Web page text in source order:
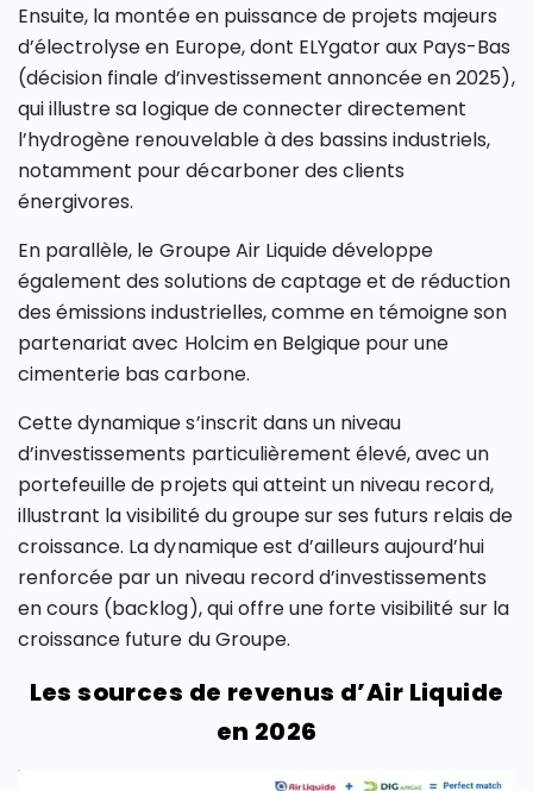
Ensuite, la montée en puissance de projets majeurs
d’électrolyse en Europe, dont ELYgator aux Pays-Bas
(décision finale d’investissement annoncée en 2025),
qui illustre sa logique de connecter directement
l’hydrogène renouvelable à des bassins industriels,
notamment pour décarboner des clients
énergivores.
En parallèle, le Groupe Air Liquide développe
également des solutions de captage et de réduction
des émissions industrielles, comme en témoigne son
partenariat avec Holcim en Belgique pour une
cimenterie bas carbone.
Cette dynamique s’inscrit dans un niveau
d’investissements particulièrement élevé, avec un
portefeuille de projets qui atteint un niveau record,
illustrant la visibilité du groupe sur ses futurs relais de
croissance. La dynamique est d’ailleurs aujourd’hui
renforcée par un niveau record d’investissements
en cours (backlog), qui offre une forte visibilité sur la
croissance future du Groupe.
Les sources de revenus d’Air Liquide
en 2026